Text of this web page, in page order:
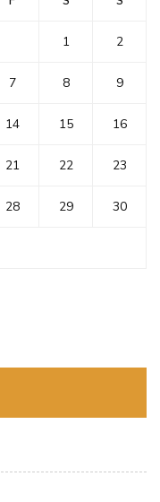
1 2
7 8 9
14 15 16
21 22 23
28 29 30